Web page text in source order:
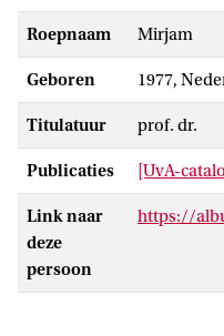
Roepnaam Mirjam
Geboren 1977,
Titulatuur prof. dr.
Publicaties [UvA-
Link naar
deze
persoon
https://